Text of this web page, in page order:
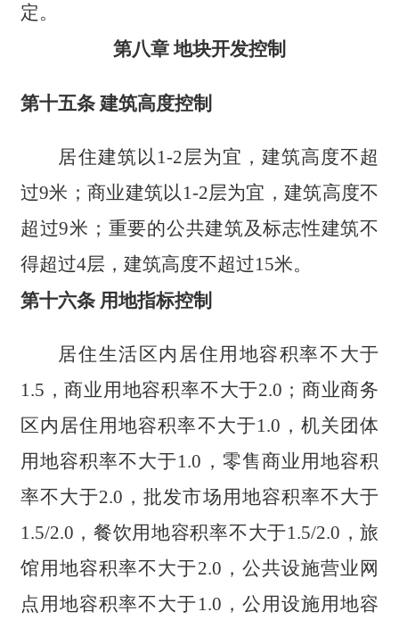
定。
第八章 地块开发控制
第十五条 建筑高度控制
居住建筑以1-2层为宜，建筑高度不超
过9米；商业建筑以1-2层为宜，建筑高度不
超过9米；重要的公共建筑及标志性建筑不
得超过4层，建筑高度不超过15米。
第十六条 用地指标控制
居住生活区内居住用地容积率不大于
1.5，商业用地容积率不大于2.0；商业商务
区内居住用地容积率不大于1.0，机关团体
用地容积率不大于1.0，零售商业用地容积
率不大于2.0，批发市场用地容积率不大于
1.5/2.0，餐饮用地容积率不大于1.5/2.0，旅
馆用地容积率不大于2.0，公共设施营业网
点用地容积率不大于1.0，公用设施用地容